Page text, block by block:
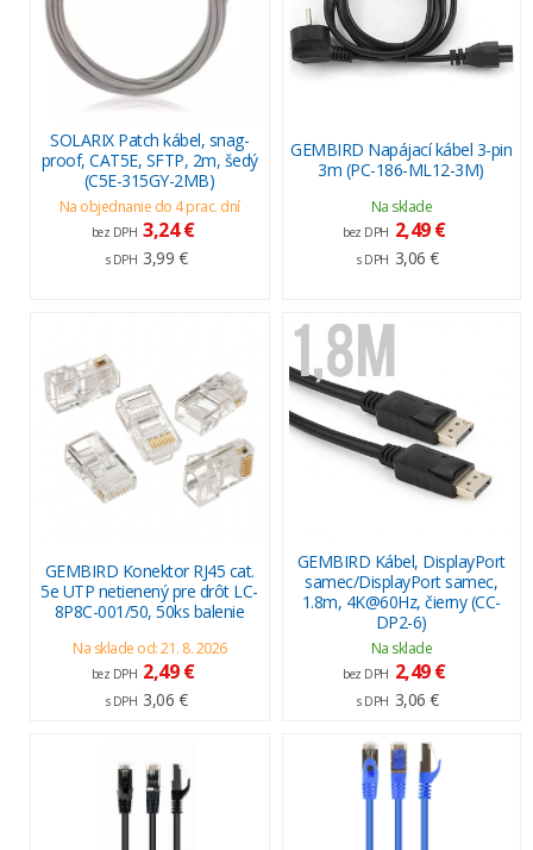
SOLARIX Patch kábel, snag-
proof, CAT5E, SFTP, 2m, šedý
(C5E-315GY-2MB)
Na objednanie do 4 prac. dní
bez DPH 3,24 €
s DPH 3,99 €
GEMBIRD Napájací kábel 3-pin
3m (PC-186-ML12-3M)
Na sklade
bez DPH 2,49 €
s DPH 3,06 €
GEMBIRD Konektor RJ45 cat.
5e UTP netienený pre drôt LC-
8P8C-001/50, 50ks balenie
Na sklade od: 21. 8. 2026
bez DPH 2,49 €
s DPH 3,06 €
GEMBIRD Kábel, DisplayPort
samec/DisplayPort samec,
1.8m, 4K@60Hz, čierny (CC-
DP2-6)
Na sklade
bez DPH 2,49 €
s DPH 3,06 €